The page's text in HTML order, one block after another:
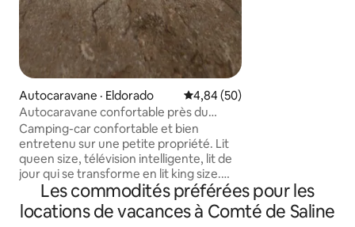
Autocaravane · Eldorado Note moyenne de 4,84 sur 5,
4,84 (50)
Autocaravane confortable près du
Jardin des Dieux
Camping-car confortable et bien
entretenu sur une petite propriété. Lit
queen size, télévision intelligente, lit de
jour qui se transforme en lit king size.
Grand évier, beaucoup d'espace de
comptoir, beaucoup de rangement.
Chauffage et climatisation pour toutes
Les commodités préférées pour les
locations de vacances à Comté de Saline